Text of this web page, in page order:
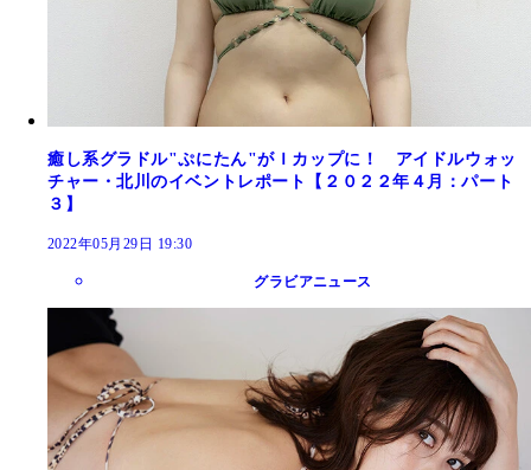
癒し系グラドル"ぷにたん"がＩカップに！ アイドルウォッ
チャー・北川のイベントレポート【２０２２年４月：パート
３】
2022年05月29日 19:30
グラビアニュース